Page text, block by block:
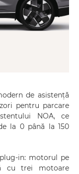
de asistență
pentru parcare
NOA, ce
la 0 până la 150
in: motorul pe
cu trei motoare